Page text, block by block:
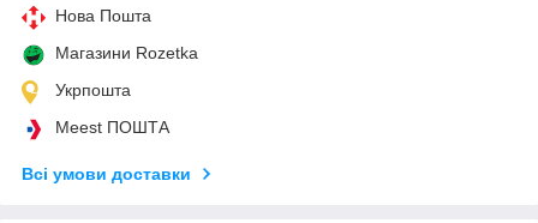
Нова Пошта
Магазини Rozetka
Укрпошта
Meest ПОШТА
Всі умови доставки